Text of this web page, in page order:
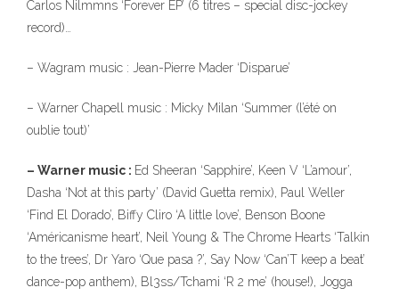
Carlos Nilmmns ‘Forever EP’ (6 titres – special disc-jockey
record)…
– Wagram music : Jean-Pierre Mader ‘Disparue’
– Warner Chapell music : Micky Milan ‘Summer (l’été on
oublie tout)’
– Warner music : Ed Sheeran ‘Sapphire’, Keen V ‘L’amour’,
Dasha ‘Not at this party’ (David Guetta remix), Paul Weller
‘Find El Dorado’, Biffy Cliro ‘A little love’, Benson Boone
‘Américanisme heart’, Neil Young & The Chrome Hearts ‘Talkin
to the trees’, Dr Yaro ‘Que pasa ?’, Say Now ‘Can’T keep a beat’
dance-pop anthem), Bl3ss/Tchami ‘R 2 me’ (house!), Jogga